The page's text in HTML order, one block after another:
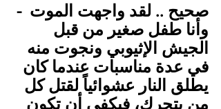
‎- صحيح .. لقد واجهت الموت
وأنا طفل صغير من قبل
الجيش الإثيوبي ونجوت منه
في عدة مناسبات عندما كان
يطلق النار عشوائياً لقتل كل
من يتحرك، فيكفي أن تكون